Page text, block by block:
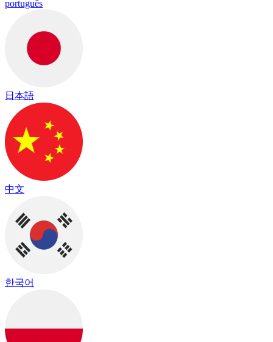
português
日本語
中文
한국어